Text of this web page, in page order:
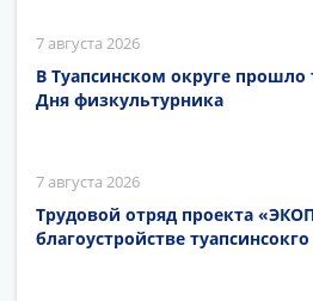
7 августа 2026
В Туапсинском округе прошло
Дня физкультурника
7 августа 2026
Трудовой отряд проекта
благоустройстве